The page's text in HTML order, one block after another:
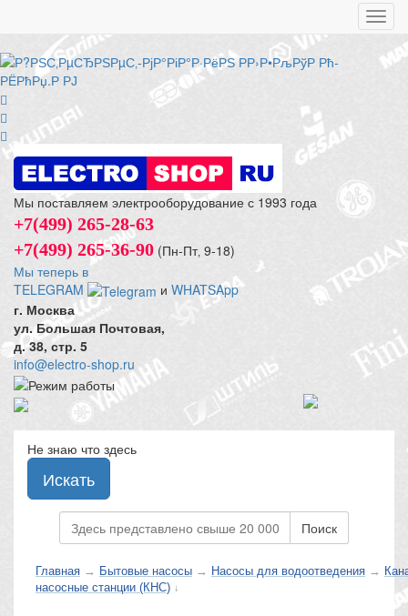
Мы поставляем электрооборудование с 1993 года
+7(499) 265-28-63
+7(499) 265-36-90 (Пн-Пт‚ 9-18)
Мы теперь в
TELEGRAM
и WHATSApp
г. Москва
ул. Большая Почтовая,
д. 38, стр. 5
info@electro-shop.ru
Не знаю что здесь
Искать
Поиск
Главная → Бытовые насосы → Насосы для водоотведения →
насосные станции (КНС) ↓